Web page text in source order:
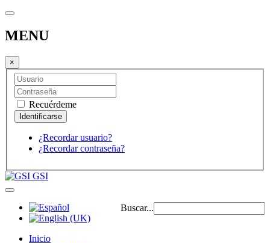
MENU
×
Recuérdeme
¿Recordar usuario?
¿Recordar contraseña?
GSI
Buscar...
Inicio